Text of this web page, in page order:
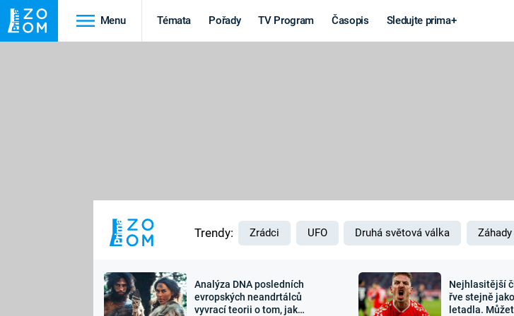
Menu Témata Pořady TV Program Časopis Sledujte prima+
MARS
Výročí
Záhady a
Trendy: Zrádci UFO Druhá světová válka Záhady
Analýza DNA posledních
evropských neandrtálců
vyvrací teorii o tom, jak
Nejhlasitější
řve stejně
letadla.